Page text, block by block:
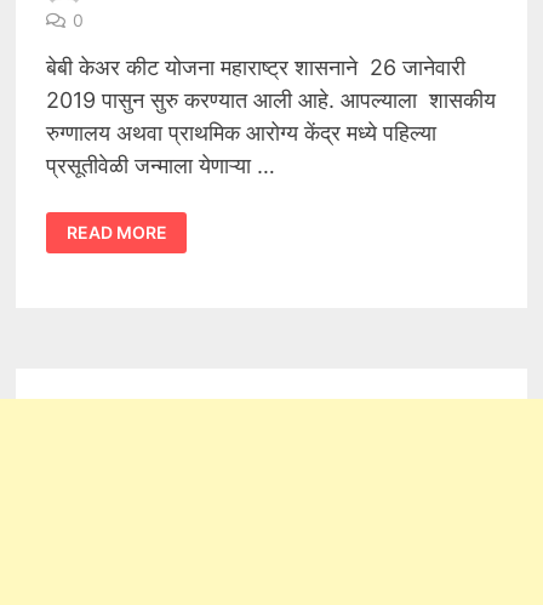
0
बेबी केअर कीट योजना महाराष्ट्र शासनाने 26 जानेवारी
2019 पासुन सुरु करण्यात आली आहे. आपल्याला शासकीय
रुग्णालय अथवा प्राथमिक आरोग्य केंद्र मध्ये पहिल्या
प्रसूतीवेळी जन्माला येणाऱ्या …
बेबी
केअर
कीट
READ MORE